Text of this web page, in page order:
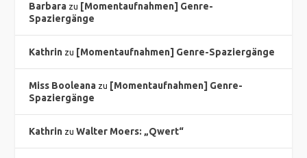
Barbara zu [Momentaufnahmen] Genre-
Spaziergänge
Kathrin zu [Momentaufnahmen] Genre-Spaziergänge
Miss Booleana zu [Momentaufnahmen] Genre-
Spaziergänge
Kathrin zuWalter Moers: „Qwert“